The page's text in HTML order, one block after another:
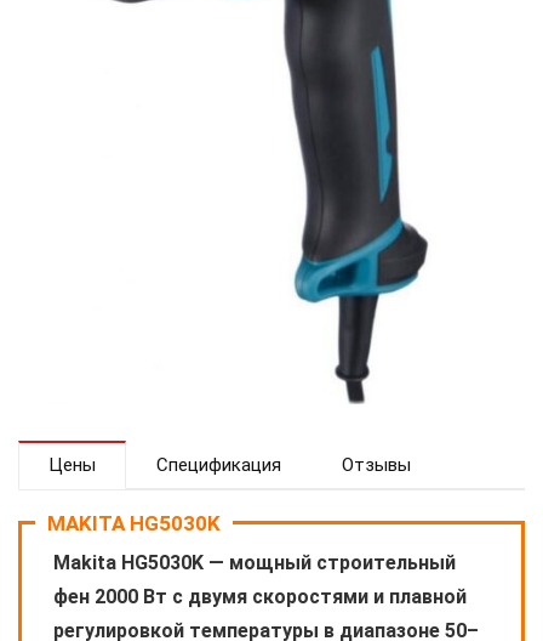
Цены Спецификация Отзывы
MAKITA HG5030K
Makita HG5030K — мощный строительный
фен 2000 Вт с двумя скоростями и плавной
регулировкой температуры в диапазоне 50–